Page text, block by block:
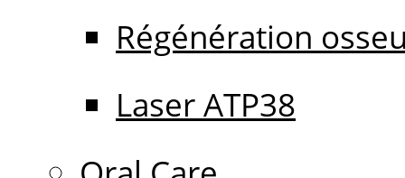
Régénération
Laser ATP38